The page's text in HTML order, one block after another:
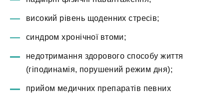
високий рівень щоденних стресів;
синдром хронічної втоми;
недотримання здорового способу життя
(гіподинамія, порушений режим дня);
прийом медичних препаратів певних